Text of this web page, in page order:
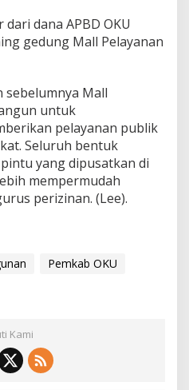
dana APBD OKU
gedung Mall Pelayanan
sebelumnya Mall
untuk
pelayanan publik
Seluruh bentuk
yang dipusatkan di
mempermudah
perizinan. (Lee).
Pemkab OKU
Kami